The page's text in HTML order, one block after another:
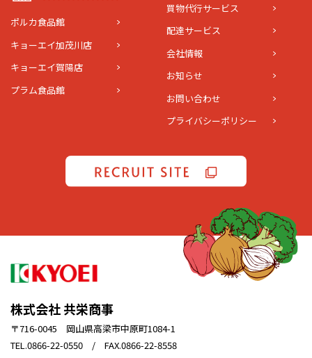
ポルカ食品館
キョーエイ加茂川店
キョーエイ賀陽店
プラム食品館
買物代行サービス
配達サービス
会社情報
お知らせ
お問い合わせ
プライバシーポリシー
株式会社 共栄商事
〒716-0045 岡山県高梁市中原町1084-1
TEL.0866-22-0550 / FAX.0866-22-8558